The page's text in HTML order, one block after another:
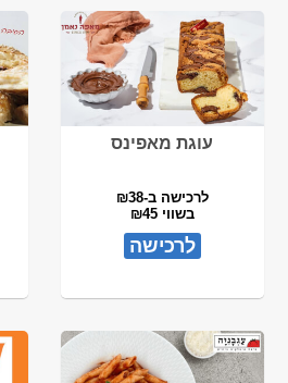
עוגת מאפינס
לרכישה ב-₪38
בשווי ₪45
לרכישה